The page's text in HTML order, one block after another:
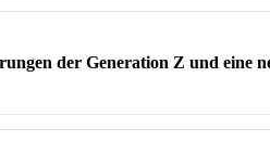
der Generation Z und eine